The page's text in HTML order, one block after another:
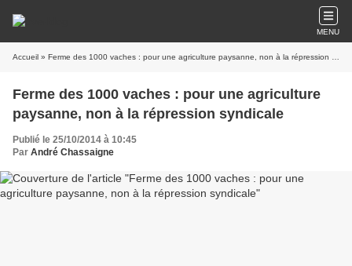
MENU
Accueil » Ferme des 1000 vaches : pour une agriculture paysanne, non à la répression syndicale
Ferme des 1000 vaches : pour une agriculture
paysanne, non à la répression syndicale
Publié le 25/10/2014 à 10:45
Par André Chassaigne